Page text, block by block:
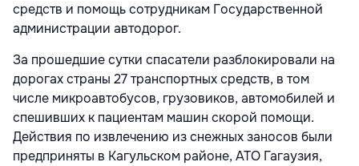
средств и помощь сотрудникам Государственной
администрации автодорог.
За прошедшие сутки спасатели разблокировали на
дорогах страны 27 транспортных средств, в том
числе микроавтобусов, грузовиков, автомобилей и
спешивших к пациентам машин скорой помощи.
Действия по извлечению из снежных заносов были
предприняты в Кагульском районе, АТО Гагаузия,